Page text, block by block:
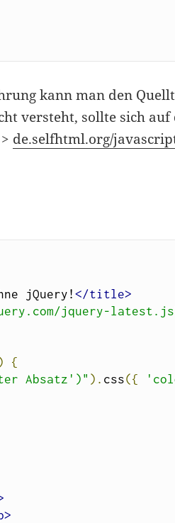
kann man den
versteht, sollte sich auf
de.selfhtml.org/
jQuery! </title>
jquery-
{
Absatz')" ). css({